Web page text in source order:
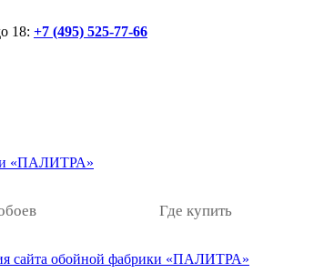
18: +7 (495) 525-77-66
Где купить